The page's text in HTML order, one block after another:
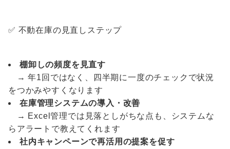
✅ 不動在庫の見直しステップ
棚卸しの頻度を見直す
→ 年1回ではなく、四半期に一度のチェックで状況
をつかみやすくなります
在庫管理システムの導入・改善
→ Excel管理では見落としがちな点も、システムな
らアラートで教えてくれます
社内キャンペーンで再活用の提案を促す